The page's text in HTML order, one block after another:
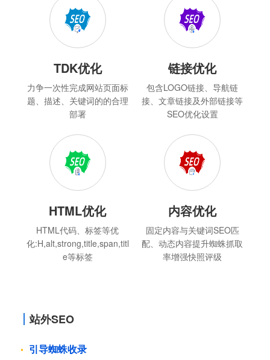
TDK优化
力争一次性完成网站页面标
题、描述、关键词的的合理
部署
链接优化
包含LOGO链接、导航链
接、文章链接及外部链接等
SEO优化设置
HTML优化
HTML代码、标签等优
化:H,alt,strong,title,span,titl
e等标签
内容优化
固定内容与关键词SEO匹
配、动态内容提升蜘蛛抓取
率增强快照评级
站外SEO
引导蜘蛛收录